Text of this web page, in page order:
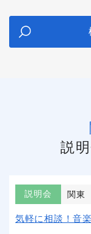
説
説明会 関東
気軽に相談！音